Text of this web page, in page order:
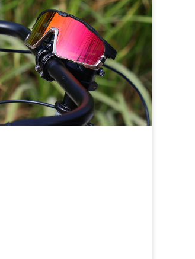
Norwegian
Spanish
Portuguese
German
Turkish
Polish